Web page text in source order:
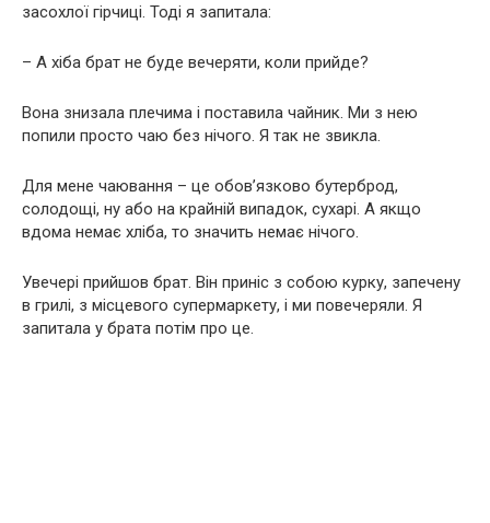
засохлої гірчиці. Тоді я запитала:
– А хіба брат не буде вечеряти, коли прийде?
Вона знизала плечима і поставила чайник. Ми з нею
попили просто чаю без нічого. Я так не звикла.
Для мене чаювання – це обов’язково бутерброд,
солодощі, ну або на крайній випадок, сухарі. А якщо
вдома немає хліба, то значить немає нічого.
Увечері прийшов брат. Він приніс з собою курку, запечену
в грилі, з місцевого супермаркету, і ми повечеряли. Я
запитала у брата потім про це.